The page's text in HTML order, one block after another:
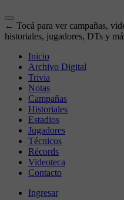
← Tocá para ver campañas,
historiales, jugadores, DTs y
Inicio
Archivo Digital
Trivia
Notas
Campañas
Historiales
Estadios
Jugadores
Técnicos
Récords
Videoteca
Contacto
Ingresar